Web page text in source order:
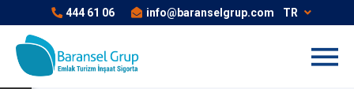
444 61 06 info@baranselgrup.com TR